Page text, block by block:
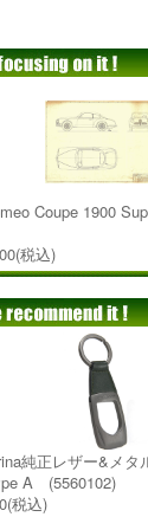
Coupe 1900
税込)
純正レザー&メタ
A (5560102)
税込)